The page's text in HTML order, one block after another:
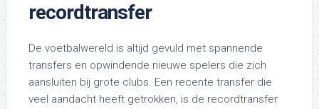
recordtransfer
De voetbalwereld is altijd gevuld met spannende
transfers en opwindende nieuwe spelers die zich
aansluiten bij grote clubs. Een recente transfer die
veel aandacht heeft getrokken, is de recordtransfer